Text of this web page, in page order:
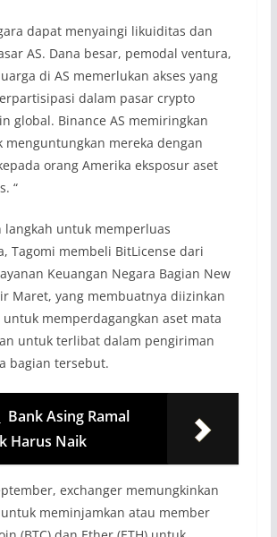
dapat menyaingi likuiditas dan
AS. Dana besar, pemodal ventura,
di AS memerlukan akses yang
dalam pasar crypto
global. Binance AS memiringkan
menguntungkan mereka dengan
orang Amerika eksposur aset
“
langkah untuk memperluas
Tagomi membeli BitLicense dari
Keuangan Negara Bagian New
Maret, yang membuatnya diizinkan
memperdagangkan aset mata
untuk terlibat dalam pengiriman
bagian tersebut.
Bank Asing Ramal
Harus Naik
exchanger memungkinkan
meminjamkan atau member